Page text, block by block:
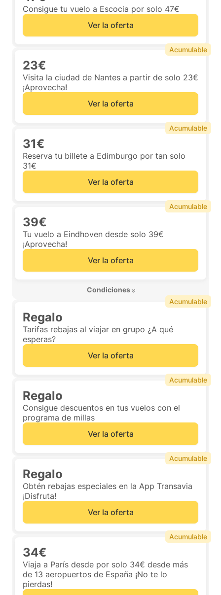
Consigue tu vuelo a Escocia por solo 47€
Ver la oferta
23€
Visita la ciudad de Nantes a partir de solo 23€
¡Aprovecha!
Ver la oferta
Acumulable
31€
Reserva tu billete a Edimburgo por tan solo
31€
Ver la oferta
Acumulable
39€
Tu vuelo a Eindhoven desde solo 39€
¡Aprovecha!
Ver la oferta
Condiciones
Acumulable
Regalo
Tarifas rebajas al viajar en grupo ¿A qué
esperas?
Ver la oferta
Acumulable
Regalo
Consigue descuentos en tus vuelos con el
programa de millas
Ver la oferta
Acumulable
Regalo
Obtén rebajas especiales en la App Transavia
¡Disfruta!
Ver la oferta
Acumulable
34€
Viaja a París desde por solo 34€ desde más
de 13 aeropuertos de España ¡No te lo
pierdas!
Acumulable